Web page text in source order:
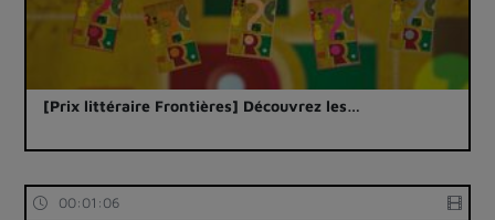
[Prix littéraire Frontières] Découvrez les…
00:01:06